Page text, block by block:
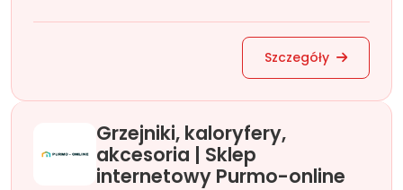
Szczegóły
Grzejniki, kaloryfery,
akcesoria | Sklep
internetowy Purmo-online